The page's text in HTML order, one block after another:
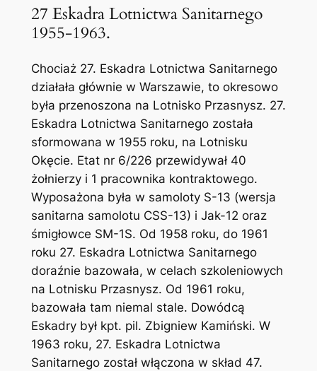
27 Eskadra Lotnictwa Sanitarnego
1955-1963.
Chociaż 27. Eskadra Lotnictwa Sanitarnego
działała głównie w Warszawie, to okresowo
była przenoszona na Lotnisko Przasnysz. 27.
Eskadra Lotnictwa Sanitarnego została
sformowana w 1955 roku, na Lotnisku
Okęcie. Etat nr 6/226 przewidywał 40
żołnierzy i 1 pracownika kontraktowego.
Wyposażona była w samoloty S-13 (wersja
sanitarna samolotu CSS-13) i Jak-12 oraz
śmigłowce SM-1S. Od 1958 roku, do 1961
roku 27. Eskadra Lotnictwa Sanitarnego
doraźnie bazowała, w celach szkoleniowych
na Lotnisku Przasnysz. Od 1961 roku,
bazowała tam niemal stale. Dowódcą
Eskadry był kpt. pil. Zbigniew Kamiński. W
1963 roku, 27. Eskadra Lotnictwa
Sanitarnego został włączona w skład 47.